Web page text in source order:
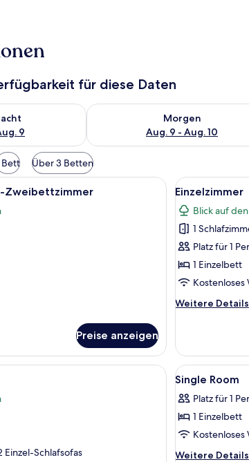
für diese Daten
9
für heute Nacht, Aug. 8 - Aug. 9.
Morgen
Aug. 9 - Aug. 10
Überprüfe die Verfügbarkeit für
Bett Über 3 Betten
Ein modernes Hotelzimmer mit zwei Betten, einem
Zweibettzimmer
Preise anzeigen
Alle
Fotos
für
anzeigen
10
Einzelzimmer
Blick auf
1
Platz für 1
1 Einzelbett
Kostenloses
Weitere Details
Weitere
Ein modernes Schlafzimmer mit geneigter Decke,
Schlafsofas
Alle
Fotos
für
Single
Room
anzeigen
7
Single Room
Platz für 1
1 Einzelbett
Kostenloses
Weitere Details
Weitere